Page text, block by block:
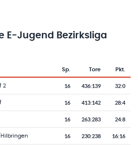
E-Jugend Bezirksliga
Spielen, Toren und Punkten
Sp. Tore Pkt.
2 16 436:139 32:0
16 413:142 28:4
16 263:283 24:8
Hilbringen 16 230:238 16:16